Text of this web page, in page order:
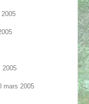
2005
2005
mars 2005